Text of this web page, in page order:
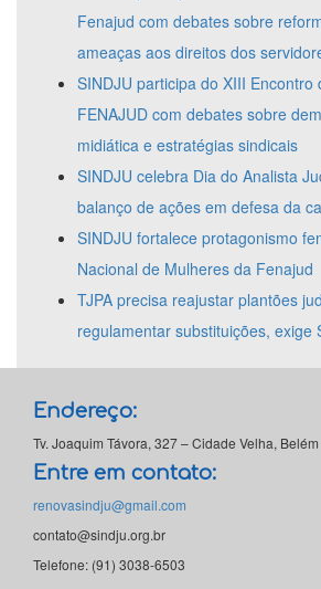
Fenajud com debates sobre
ameaças aos direitos dos
SINDJU participa do XIII Encontro
FENAJUD com debates sobre
midiática e estratégias sindicais
SINDJU celebra Dia do Analista
balanço de ações em defesa da
SINDJU fortalece protagonismo
Nacional de Mulheres da Fenajud
TJPA precisa reajustar plantões
regulamentar substituições, exige
Endereço:
Tv. Joaquim Távora, 327 – Cidade Velha,
Entre em contato:
renovasindju@gmail.com
contato@sindju.org.br
Telefone: (91) 3038-6503